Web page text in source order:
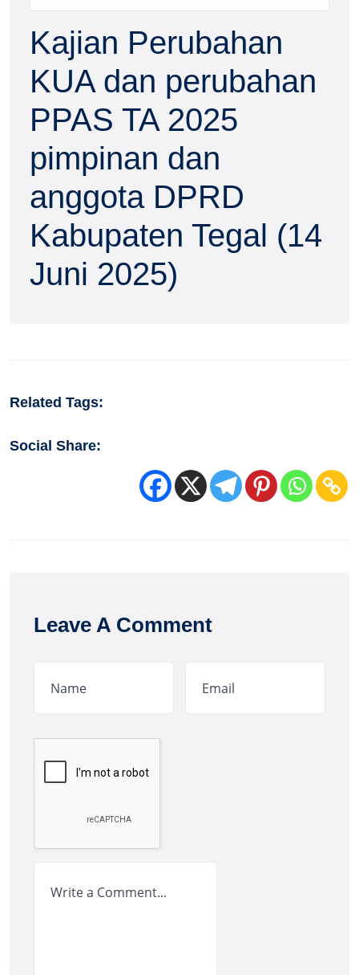
Kajian Perubahan
KUA dan perubahan
PPAS TA 2025
pimpinan dan
anggota DPRD
Kabupaten Tegal (14
Juni 2025)
Related Tags:
Social Share:
Leave A Comment